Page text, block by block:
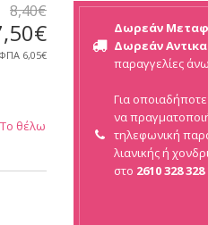
8,40€
,50€
6,05€
Το θέλω
Δωρεάν
Δωρεάν
παραγγελίες
Για
να
τηλεφωνική
λιανικής ή
στο 2610 328 328